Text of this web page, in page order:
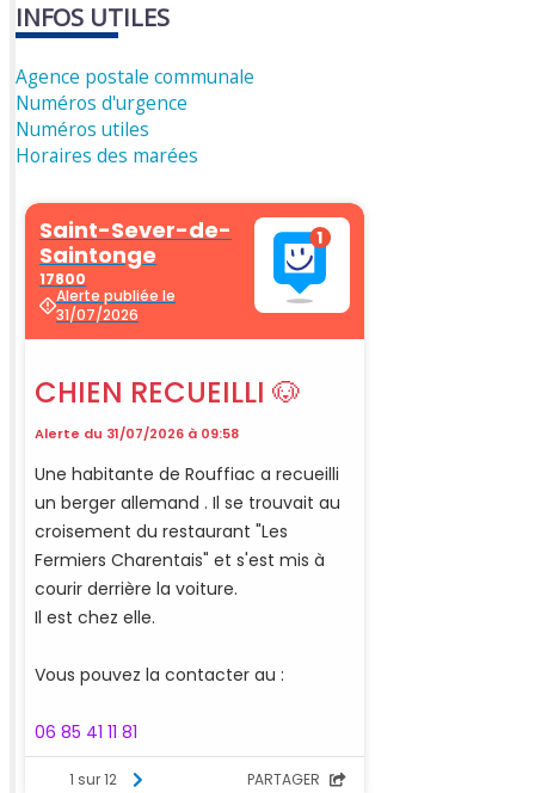
INFOS UTILES
Agence postale communale
Numéros d'urgence
Numéros utiles
Horaires des marées